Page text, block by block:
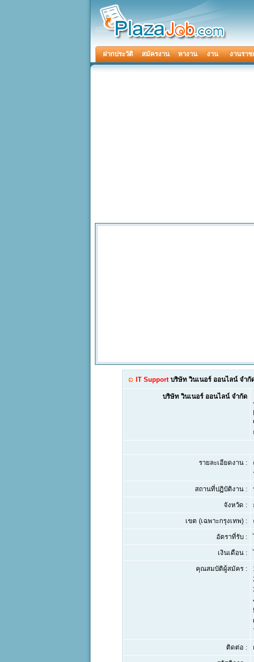
ฝากประวัติ สมัครงาน หางาน งาน งานราช
IT Support บริษัท วินเนอร์ ออนไลน์ จำกั
บริษัท วินเนอร์ ออนไลน์ จำกัด
รายละเอียดงาน :
สถานที่ปฏิบัติงาน :
จังหวัด :
เขต (เฉพาะกรุงเทพ) :
อัตราที่รับ :
เงินเดือน :
คุณสมบัติผู้สมัคร :
ติดต่อ :